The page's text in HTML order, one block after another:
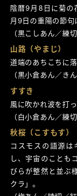
陰暦9月8日に菊の
月9日の重陽の節句
（黒こしあん／練
山路（やまじ）
道端のあちこちに
（黒小倉あん／き
すすき
風に吹かれ波を打
（白小倉あん／練切
秋桜（こすもす）
コスモスの語源
し、宇宙のことも
びらが整然と並ぶ
クラ」。